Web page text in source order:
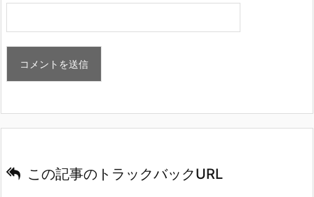
この記事のトラックバックURL